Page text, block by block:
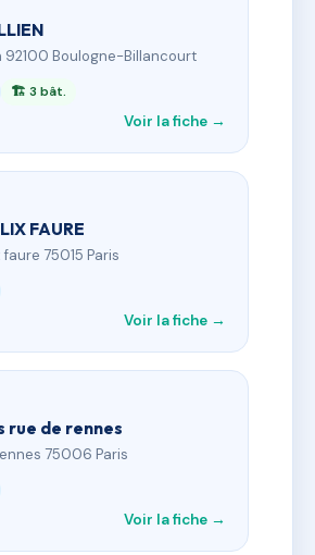
92100 Boulogne-Billancourt
🏗 3 bât.
Voir la fiche →
FAURE
faure 75015 Paris
Voir la fiche →
rue de rennes
75006 Paris
Voir la fiche →